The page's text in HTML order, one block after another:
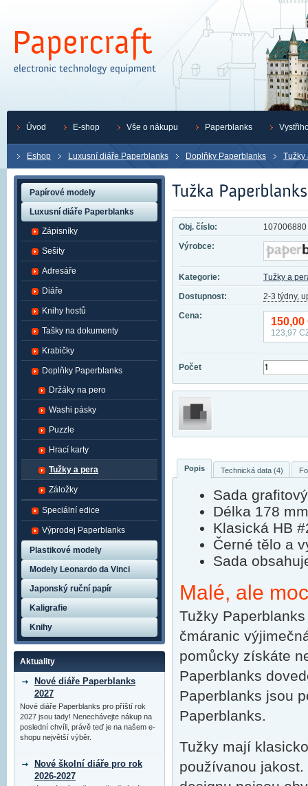
Eshop Luxusní diáře Paperblanks Doplňky Paperblanks Tužky
Obj. číslo:
107006880
Výrobce:
Kategorie:
Tužky a
Dostupnost:
2-3 týdny,
Cena:
150,00
123,97
Počet
Popis Technická data (4)
Sada
Délka 178
Klasická HB
Černé tělo a
Sada
Malé, ale
Tužky
čmáranic
pomůcky získáte
Paperblanks
Paperblanks jsou
Paperblanks.
Tužky mají
používanou
Papírové modely
Luxusní diáře Paperblanks
Zápisníky
Sešity
Adresáře
Diáře
Knihy hostů
Tašky na dokumenty
Krabičky
Doplňky Paperblanks
Držáky na pero
Washi pásky
Puzzle
Hrací karty
Tužky a pera
Záložky
Speciální edice
Výprodej Paperblanks
Plastikové modely
Modely Leonardo da Vinci
Japonský ruční papír
Kaligrafie
Knihy
Aktuality
Nové diáře Paperblanks
2027
Nové diáře Paperblanks pro příští rok
2027 jsou tady! Nenechávejte nákup na
poslední chvíli, právě teď je na našem e-
shopu největší výběr.
Nové školní diáře pro rok
2026-2027
Úvod E-shop Vše o nákupu Paperblanks